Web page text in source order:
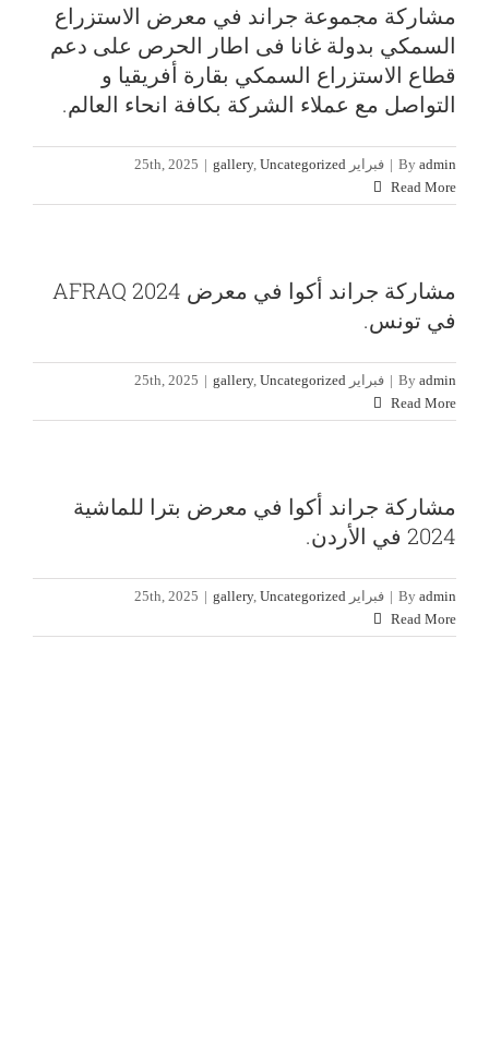
مشاركة مجموعة جراند في معرض الاستزراع
السمكي بدولة غانا فى اطار الحرص على دعم
قطاع الاستزراع السمكي بقارة أفريقيا و
التواصل مع عملاء الشركة بكافة انحاء العالم.
By admin
| فبراير 25th, 2025 | gallery, Uncategorized
Read More
مشاركة جراند أكوا في معرض AFRAQ 2024
في تونس.
By admin
| فبراير 25th, 2025 | gallery, Uncategorized
Read More
مشاركة جراند أكوا في معرض بترا للماشية
2024 في الأردن.
By admin
| فبراير 25th, 2025 | gallery, Uncategorized
Read More
جناح شركة مجموعة جراند لتصنيع أعلاف
الأسماك بمعرض Aquaculture Africa 23